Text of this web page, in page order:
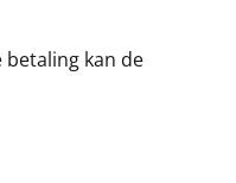
kan de